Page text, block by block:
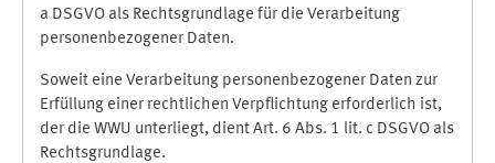
a DSGVO als Rechtsgrundlage für die Verarbeitung
personenbezogener Daten.
Soweit eine Verarbeitung personenbezogener Daten zur
Erfüllung einer rechtlichen Verpflichtung erforderlich ist,
der die WWU unterliegt, dient Art. 6 Abs. 1 lit. c DSGVO als
Rechtsgrundlage.